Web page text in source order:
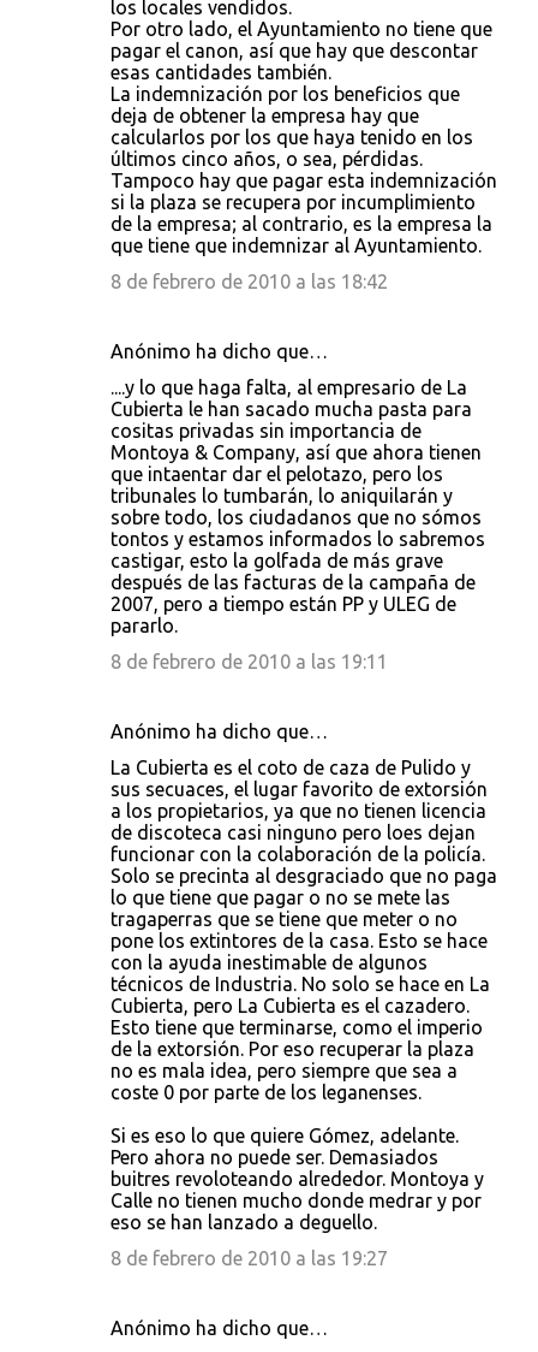
los locales vendidos.
Por otro lado, el Ayuntamiento no tiene que
pagar el canon, así que hay que descontar
esas cantidades también.
La indemnización por los beneficios que
deja de obtener la empresa hay que
calcularlos por los que haya tenido en los
últimos cinco años, o sea, pérdidas.
Tampoco hay que pagar esta indemnización
si la plaza se recupera por incumplimiento
de la empresa; al contrario, es la empresa la
que tiene que indemnizar al Ayuntamiento.
8 de febrero de 2010 a las 18:42
Anónimo ha dicho que…
....y lo que haga falta, al empresario de La
Cubierta le han sacado mucha pasta para
cositas privadas sin importancia de
Montoya & Company, así que ahora tienen
que intaentar dar el pelotazo, pero los
tribunales lo tumbarán, lo aniquilarán y
sobre todo, los ciudadanos que no sómos
tontos y estamos informados lo sabremos
castigar, esto la golfada de más grave
después de las facturas de la campaña de
2007, pero a tiempo están PP y ULEG de
pararlo.
8 de febrero de 2010 a las 19:11
Anónimo ha dicho que…
La Cubierta es el coto de caza de Pulido y
sus secuaces, el lugar favorito de extorsión
a los propietarios, ya que no tienen licencia
de discoteca casi ninguno pero loes dejan
funcionar con la colaboración de la policía.
Solo se precinta al desgraciado que no paga
lo que tiene que pagar o no se mete las
tragaperras que se tiene que meter o no
pone los extintores de la casa. Esto se hace
con la ayuda inestimable de algunos
técnicos de Industria. No solo se hace en La
Cubierta, pero La Cubierta es el cazadero.
Esto tiene que terminarse, como el imperio
de la extorsión. Por eso recuperar la plaza
no es mala idea, pero siempre que sea a
coste 0 por parte de los leganenses.
Si es eso lo que quiere Gómez, adelante.
Pero ahora no puede ser. Demasiados
buitres revoloteando alrededor. Montoya y
Calle no tienen mucho donde medrar y por
eso se han lanzado a deguello.
8 de febrero de 2010 a las 19:27
Anónimo ha dicho que…